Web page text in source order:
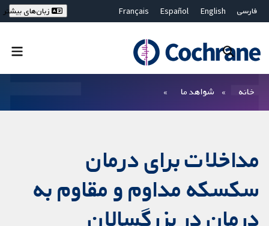
فارسی English
Español
Français
Bahasa Malaysia
ไทย
繁體中文
زبان‌های بیشتر
خانه شواهد ما
مداخلات برای درمان
سکسکه مداوم و مقاوم به
درمان در بزرگسالان